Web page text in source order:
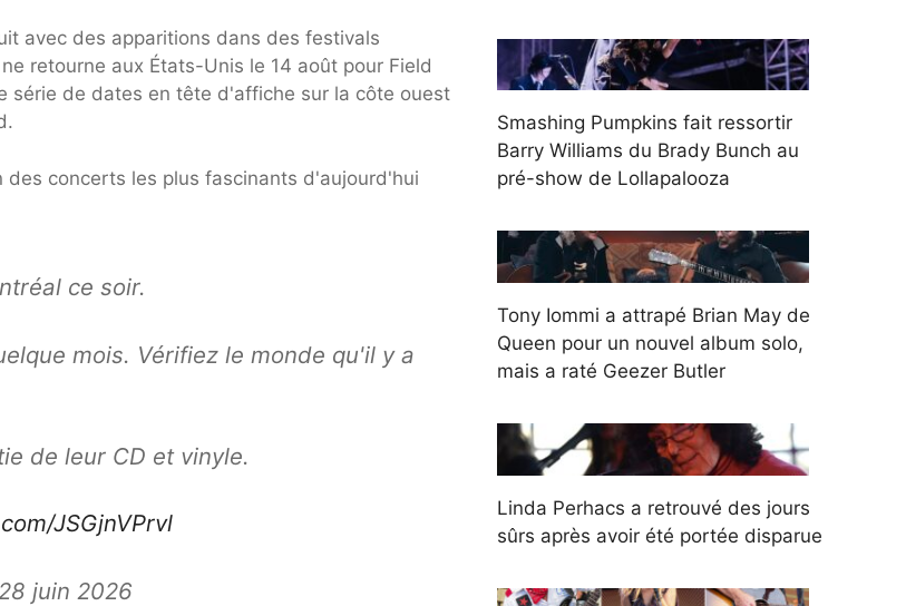
avec des apparitions dans des festivals
retourne aux États-Unis le 14 août pour Field
série de dates en tête d'affiche sur la côte ouest
concerts les plus fascinants d'aujourd'hui
ce soir.
mois. Vérifiez le monde qu'il y a
de leur CD et vinyle.
JSGjnVPrvl
juin 2026
Smashing Pumpkins fait ressortir
Barry Williams du Brady Bunch au
pré-show de Lollapalooza
Tony Iommi a attrapé Brian May de
Queen pour un nouvel album solo,
mais a raté Geezer Butler
Linda Perhacs a retrouvé des jours
sûrs après avoir été portée disparue